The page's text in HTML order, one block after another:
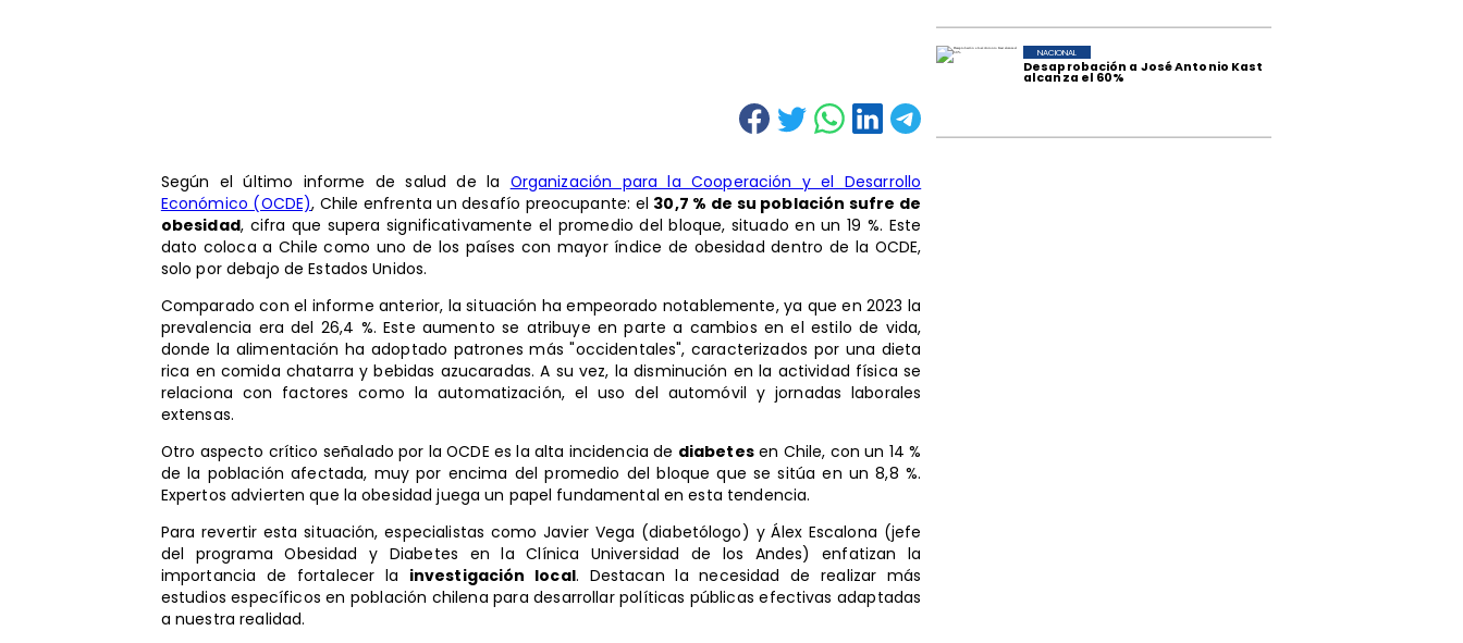
Desaprobación a José Antonio Kast
alcanza el 60%
NACIONAL
Según el último informe de salud de la Organización para la Cooperación y el Desarrollo
Económico (OCDE), Chile enfrenta un desafío preocupante: el 30,7 % de su población sufre de
obesidad, cifra que supera significativamente el promedio del bloque, situado en un 19 %. Este
dato coloca a Chile como uno de los países con mayor índice de obesidad dentro de la OCDE,
solo por debajo de Estados Unidos.
Comparado con el informe anterior, la situación ha empeorado notablemente, ya que en 2023 la
prevalencia era del 26,4 %. Este aumento se atribuye en parte a cambios en el estilo de vida,
donde la alimentación ha adoptado patrones más "occidentales", caracterizados por una dieta
rica en comida chatarra y bebidas azucaradas. A su vez, la disminución en la actividad física se
relaciona con factores como la automatización, el uso del automóvil y jornadas laborales
extensas.
Otro aspecto crítico señalado por la OCDE es la alta incidencia de diabetesen Chile, con un 14 %
de la población afectada, muy por encima del promedio del bloque que se sitúa en un 8,8 %.
Expertos advierten que la obesidad juega un papel fundamental en esta tendencia.
Para revertir esta situación, especialistas como Javier Vega (diabetólogo) y Álex Escalona (jefe
del programa Obesidad y Diabetes en la Clínica Universidad de los Andes) enfatizan la
importancia de fortalecer la investigación local. Destacan la necesidad de realizar más
estudios específicos en población chilena para desarrollar políticas públicas efectivas adaptadas
a nuestra realidad.